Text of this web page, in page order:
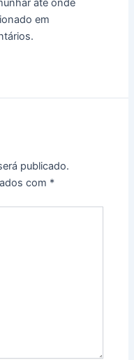
em
publicado.
com *